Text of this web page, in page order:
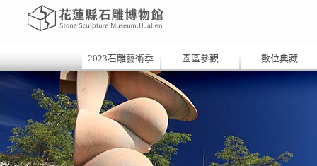
2023石雕藝術季 園區參觀 數位典藏